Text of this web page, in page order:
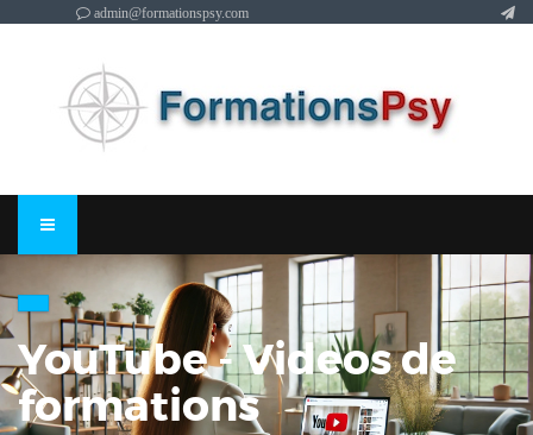
admin@formationspsy.com
YouTube - Videos de
formations